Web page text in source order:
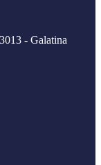
- Galatina